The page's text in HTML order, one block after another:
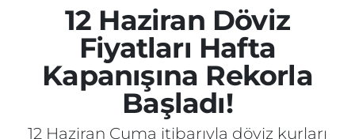
12 Haziran Döviz
Fiyatları Hafta
Kapanışına Rekorla
Başladı!
12 Haziran Cuma itibarıyla döviz kurları
ASAYİŞ
SİYASET
EKONOMİ
SAĞLIK
İletişim
Künye
Süper Lig Puan Durumu ve Fikstür
Tüm Manşetler
Son Dakika Haberleri
Haber Arşivi